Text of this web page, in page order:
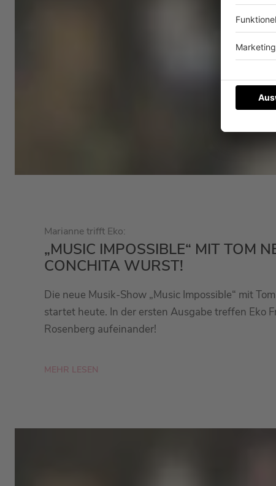
Marianne trifft Eko:
„MUSIC IMPOSSIBLE“ MIT TOM
CONCHITA WURST!
Die neue Musik-Show „Music Impossible“ mit
startet heute. In der ersten Ausgabe treffen Eko
Rosenberg aufeinander!
MEHR LESEN